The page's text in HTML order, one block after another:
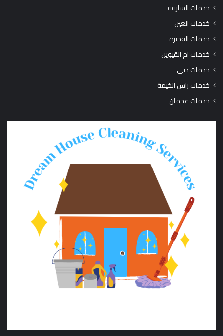
خدمات الشارقة
خدمات العين
خدمات الفجيرة
خدمات ام القيوين
خدمات دبي
خدمات راس الخيمة
خدمات عجمان